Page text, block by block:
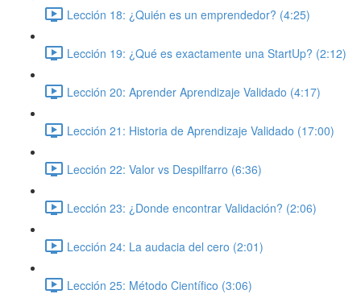
Lección 18: ¿Quién es un emprendedor? (4:25)
Lección 19: ¿Qué es exactamente una StartUp? (2:12)
Lección 20: Aprender Aprendizaje Validado (4:17)
Lección 21: Historia de Aprendizaje Validado (17:00)
Lección 22: Valor vs Despilfarro (6:36)
Lección 23: ¿Donde encontrar Validación? (2:06)
Lección 24: La audacia del cero (2:01)
Lección 25: Método Científico (3:06)